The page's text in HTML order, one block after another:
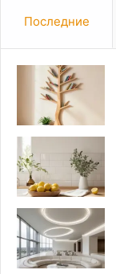
Последние